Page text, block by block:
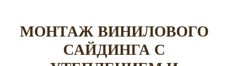
МОНТАЖ ВИНИЛОВОГО
САЙДИНГА С